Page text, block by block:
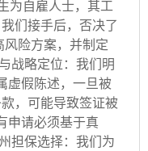
为自雇人士，其工
们接手后，否决了
风险方案，并制定
战略定位：我们明
虚假陈述，一旦被
，可能导致签证被
申请必须基于真
担保选择：我们为